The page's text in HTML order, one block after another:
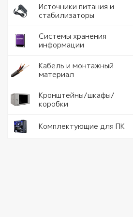
Источники питания и
стабилизаторы
Системы хранения
информации
Кабель и монтажный
материал
Кронштейны/шкафы/
коробки
Комплектующие для ПК